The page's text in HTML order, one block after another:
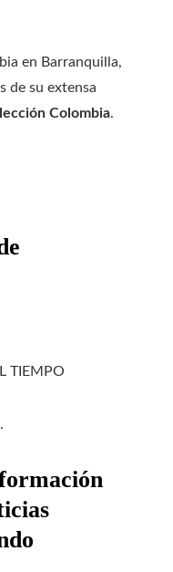
en Barranquilla,
de su extensa
Colombia.
TIEMPO